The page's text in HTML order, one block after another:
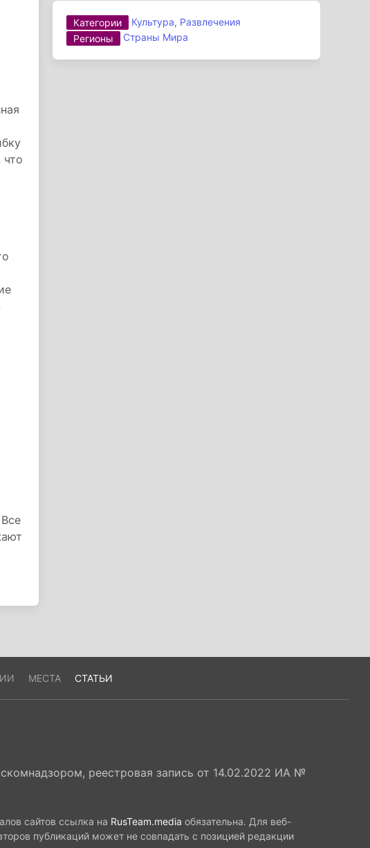
что
Категории Культура, Развлечения
Регионы
Страны Мира
МЕСТА СТАТЬИ
реестровая запись от 14.02.2022 ИА №
сайтов ссылка на RusTeam.media обязательна. Для веб-
публикаций может не совпадать с позицией редакции